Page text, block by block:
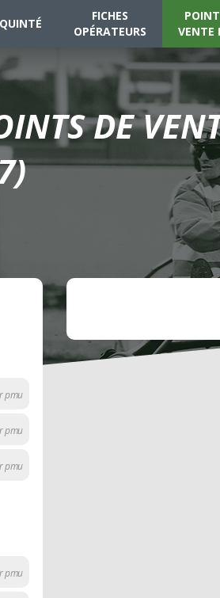
FICHES
OPÉRATEURS
VENTE
DE
pmu
pmu
pmu
pmu